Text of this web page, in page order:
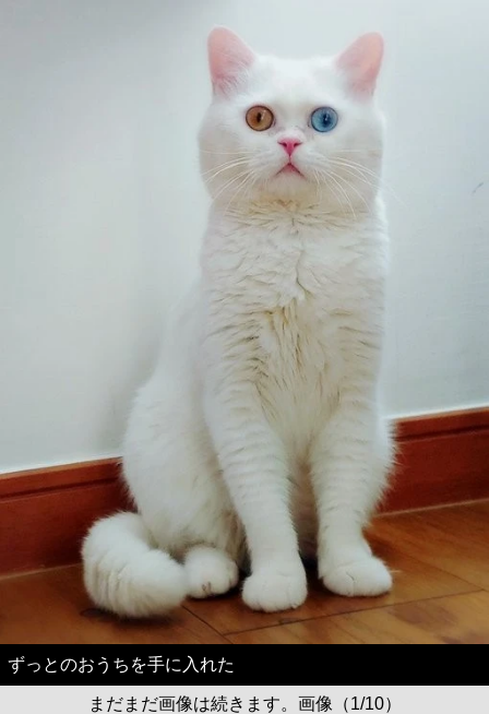
ずっとのおうちを手に入れた
まだまだ画像は続きます。画像（1/10）